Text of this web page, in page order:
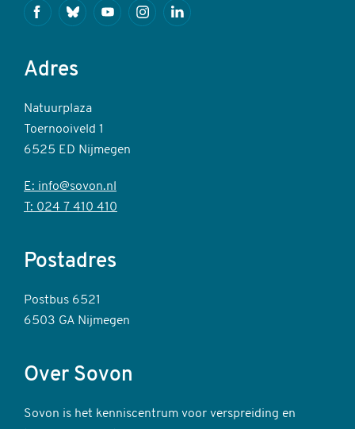
FacebookBlueskyYoutubeInstagramLinkedin
Adres
Natuurplaza
Toernooiveld 1
6525 ED Nijmegen
E: info@sovon.nl
T: 024 7 410 410
Postadres
Postbus 6521
6503 GA Nijmegen
Over Sovon
Sovon is het kenniscentrum voor verspreiding en